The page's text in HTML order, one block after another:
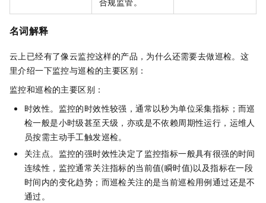
名词解释
云上已经有了像云监控这样的产品，为什么还需要去做巡检。这
里介绍一下监控与巡检的主要区别：
监控和巡检的主要区别：
时效性。监控的时效性较强，通常以秒为单位采集指标；而巡
检一般是小时级甚至天级，亦或是不依赖周期性运行，运维人
员按需主动手工触发巡检。
关注点。监控的强时效性决定了监控指标一般具有很强的时间
连续性，监控通常关注指标的当前值(瞬时值)以及指标在一段
时间内的变化趋势；而巡检关注的是当前巡检用例通过还是不
通过。